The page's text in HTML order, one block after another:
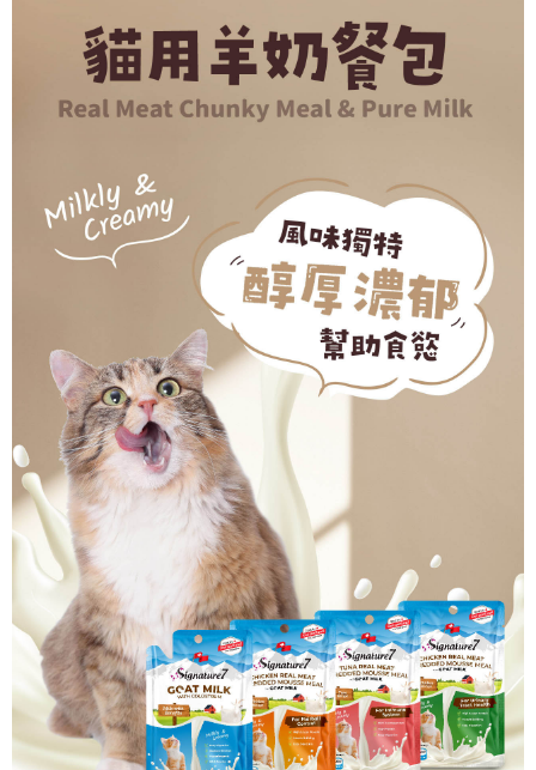
３．未成年的使用者請事先徵得法定代理人或監護人之同意方可使用
「AFTEE先享後付」，若未經同意申辦者引起之損失，本公司不負相關責
４．使用「AFTEE先享後付」時，將依據個別帳號之用戶狀況，依本公司即
時審查核予不同之上限額度；若仍有額度不足之情形，本公司將視審查結果
恩沛科技股份有限公司將有權停止該用戶之使用額度並採取法律行動。
宅配-離島
每筆NT$180